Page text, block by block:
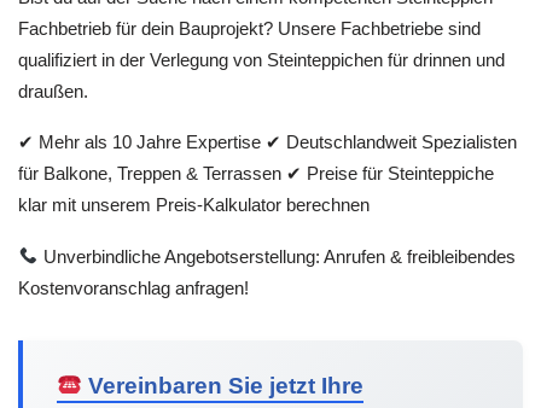
Fachbetrieb für dein Bauprojekt? Unsere Fachbetriebe sind
qualifiziert in der Verlegung von Steinteppichen für drinnen und
draußen.
✔ Mehr als 10 Jahre Expertise ✔ Deutschlandweit Spezialisten
für Balkone, Treppen & Terrassen ✔ Preise für Steinteppiche
klar mit unserem Preis-Kalkulator berechnen
Unverbindliche Angebotserstellung: Anrufen & freibleibendes
Kostenvoranschlag anfragen!
Vereinbaren Sie jetzt Ihre